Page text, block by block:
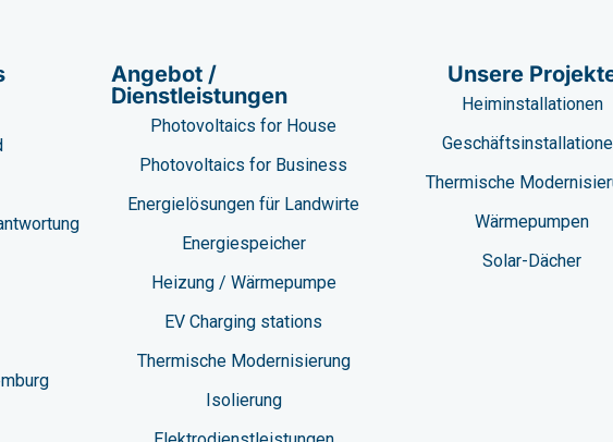
Angebot /
Dienstleistungen
Photovoltaics for House
Photovoltaics for Business
Energielösungen für Landwirte
Energiespeicher
Heizung / Wärmepumpe
EV Charging stations​
Thermische Modernisierung
Isolierung
Unsere
Heiminstallationen
Thermische
Wärmepumpen
Solar-Dächer